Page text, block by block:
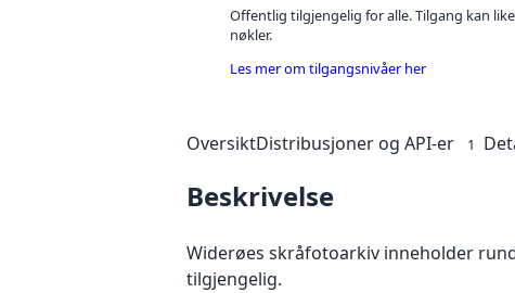
Offentlig tilgjengelig for alle. Tilgang kan
nøkler.
Les mer om tilgangsnivåer her
OversiktDistribusjoner og API-er 1
Beskrivelse
Widerøes skråfotoarkiv inneholder
tilgjengelig.